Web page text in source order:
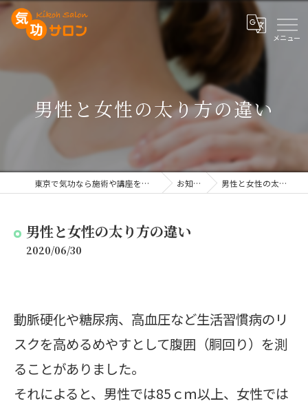
男性と女性の太り方の違い
東京で気功なら施術や講座を行う気功サロン お知らせ 男性と女性の太り方の違い
男性と女性の太り方の違い
2020/06/30
動脈硬化や糖尿病、高血圧など生活習慣病のリ
スクを高めるめやすとして腹囲（胴回り）を測
ることがありました。
それによると、男性では85ｃｍ以上、女性では